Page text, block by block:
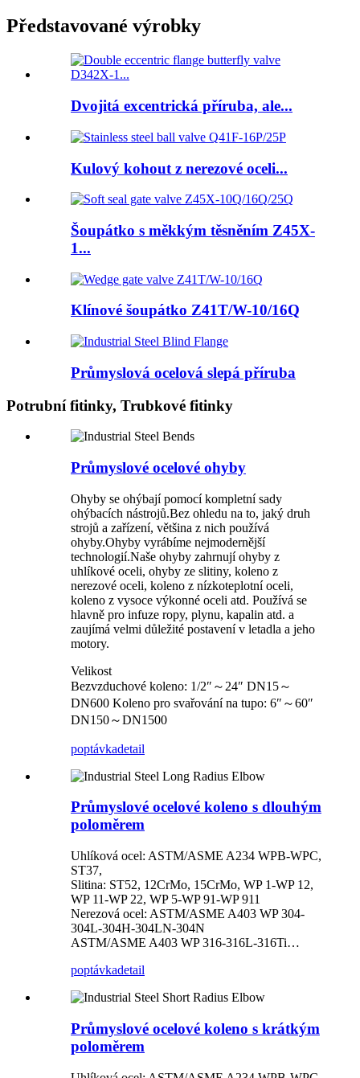
Představované výrobky
Dvojitá excentrická příruba, ale...
Kulový kohout z nerezové oceli...
Šoupátko s měkkým těsněním Z45X-
1...
Klínové šoupátko Z41T/W-10/16Q
Průmyslová ocelová slepá příruba
Potrubní fitinky, Trubkové fitinky
Průmyslové ocelové ohyby
Ohyby se ohýbají pomocí kompletní sady
ohýbacích nástrojů.Bez ohledu na to, jaký druh
strojů a zařízení, většina z nich používá
ohyby.Ohyby vyrábíme nejmodernější
technologií.Naše ohyby zahrnují ohyby z
uhlíkové oceli, ohyby ze slitiny, koleno z
nerezové oceli, koleno z nízkoteplotní oceli,
koleno z vysoce výkonné oceli atd. Používá se
hlavně pro infuze ropy, plynu, kapalin atd. a
zaujímá velmi důležité postavení v letadla a jeho
motory.
Velikost
Bezvzduchové koleno: 1/2″～24″ DN15～
DN600 Koleno pro svařování na tupo: 6″～60″
DN150～DN1500
poptávkadetail
Průmyslové ocelové koleno s dlouhým
poloměrem
Uhlíková ocel: ASTM/ASME A234 WPB-WPC,
ST37,
Slitina: ST52, 12CrMo, 15CrMo, WP 1-WP 12,
WP 11-WP 22, WP 5-WP 91-WP 911
Nerezová ocel: ASTM/ASME A403 WP 304-
304L-304H-304LN-304N
ASTM/ASME A403 WP 316-316L-316Ti…
poptávkadetail
Průmyslové ocelové koleno s krátkým
poloměrem